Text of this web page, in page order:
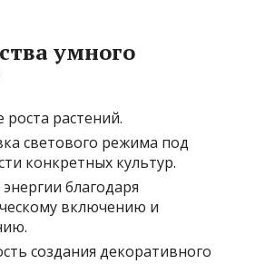
умного
роста растений.
светового режима под
конкретных культур.
благодаря
включению и
создания декоративного